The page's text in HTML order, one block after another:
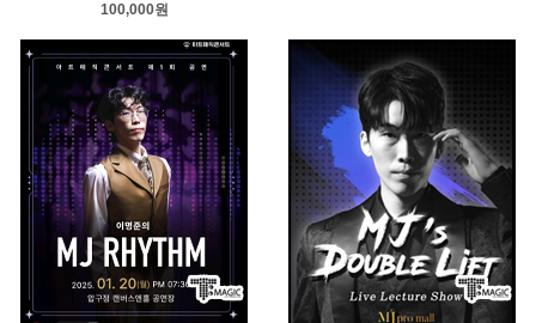
100,000원